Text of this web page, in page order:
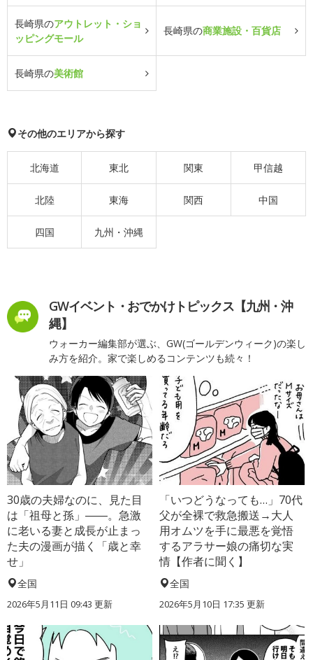
長崎県のアウトレット・ショ
ッピングモール
長崎県の商業施設・百貨店
長崎県の美術館
その他のエリアから探す
北海道 東北 関東 甲信越
北陸 東海 関西 中国
四国 九州・沖縄
GWイベント・おでかけトピックス【九州・沖
縄】
ウォーカー編集部が選ぶ、GW(ゴールデンウィーク)の楽し
み方を紹介。家で楽しめるコンテンツも続々！
30歳の夫婦なのに、見た目
は「祖母と孫」――。急激
に老いる妻と成長が止まっ
た夫の漫画が描く「歳と幸
せ」
全国
2026年5月11日 09:43 更新
「いつどうなっても…」70代
父が全裸で救急搬送→大人
用オムツを手に最悪を覚悟
するアラサー娘の痛切な実
情【作者に聞く】
全国
2026年5月10日 17:35 更新